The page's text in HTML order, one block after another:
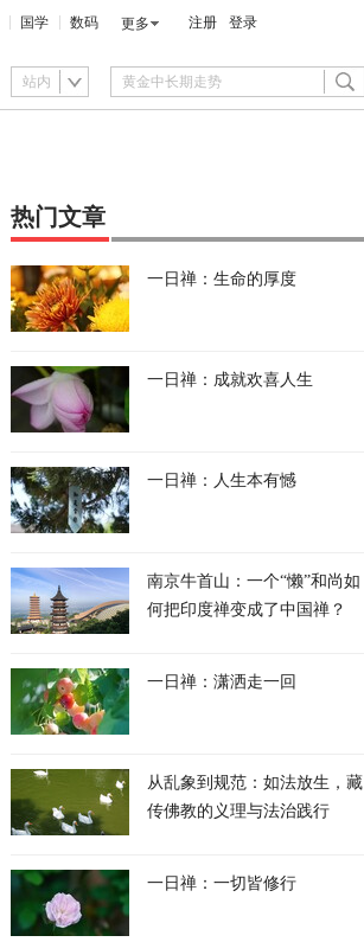
国学 数码 更多 注册 登录
站内
热门文章
一日禅：生命的厚度
一日禅：成就欢喜人生
一日禅：人生本有憾
南京牛首山：一个“懒”和尚如
何把印度禅变成了中国禅？
一日禅：潇洒走一回
从乱象到规范：如法放生，藏
传佛教的义理与法治践行
一日禅：一切皆修行